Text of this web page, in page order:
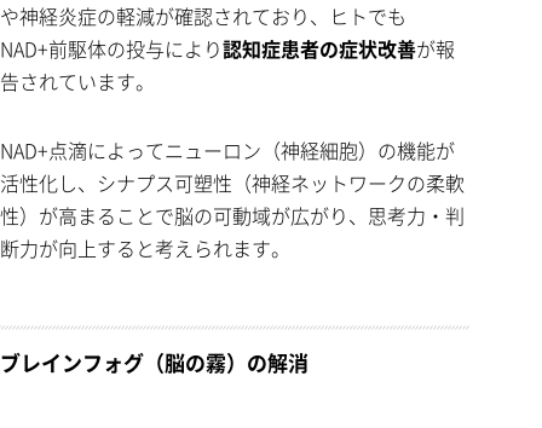
や神経炎症の軽減が確認されており、ヒトでも
NAD+前駆体の投与により認知症患者の症状改善が報
告されています。
NAD+点滴によってニューロン（神経細胞）の機能が
活性化し、シナプス可塑性（神経ネットワークの柔軟
性）が高まることで脳の可動域が広がり、思考力・判
断力が向上すると考えられます。
ブレインフォグ（脳の霧）の解消